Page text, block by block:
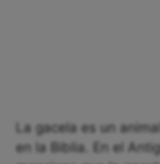
La gacela es un
en la Biblia. En el